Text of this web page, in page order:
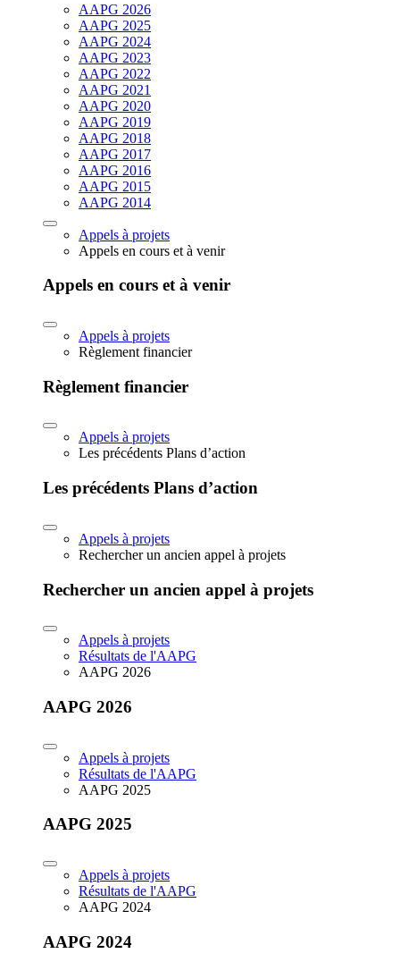
AAPG 2026
AAPG 2025
AAPG 2024
AAPG 2023
AAPG 2022
AAPG 2021
AAPG 2020
AAPG 2019
AAPG 2018
AAPG 2017
AAPG 2016
AAPG 2015
AAPG 2014
Appels à projets
Appels en cours et à venir
Appels en cours et à venir
Appels à projets
Règlement financier
Règlement financier
Appels à projets
Les précédents Plans d’action
Les précédents Plans d’action
Appels à projets
Rechercher un ancien appel à projets
Rechercher un ancien appel à projets
Appels à projets
Résultats de l'AAPG
AAPG 2026
AAPG 2026
Appels à projets
Résultats de l'AAPG
AAPG 2025
AAPG 2025
Appels à projets
Résultats de l'AAPG
AAPG 2024
AAPG 2024